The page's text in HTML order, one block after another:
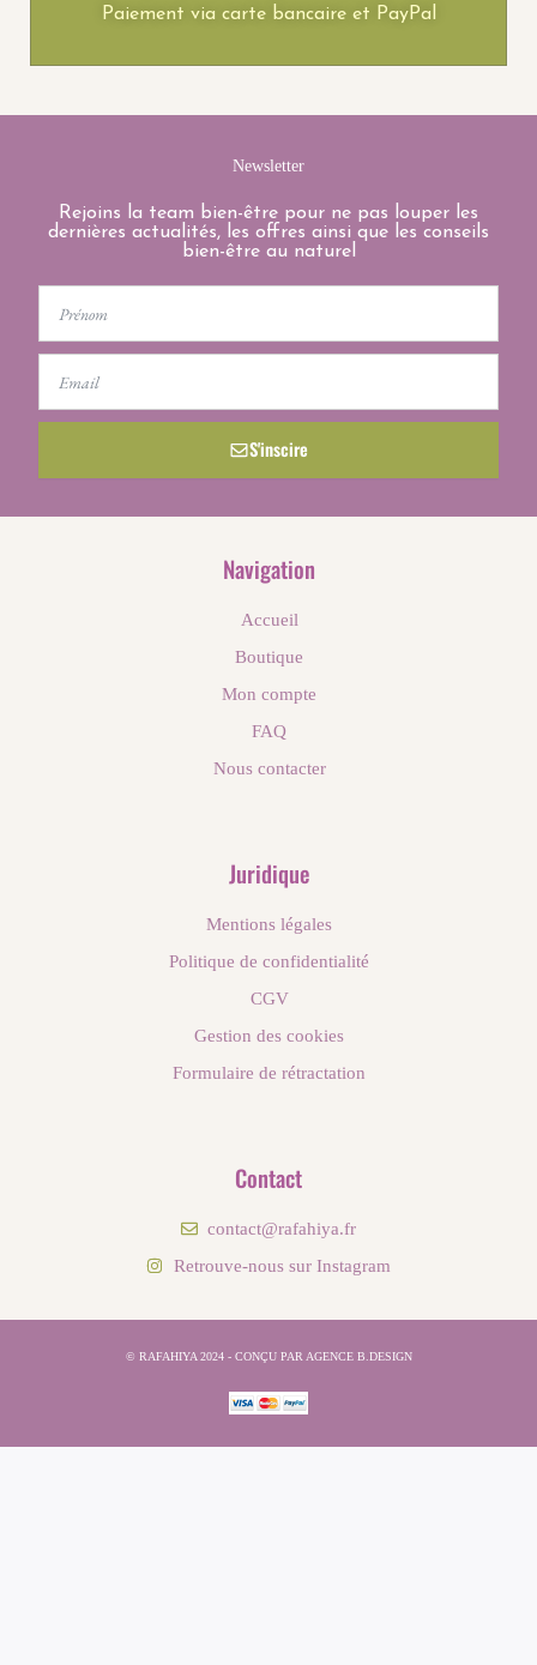
Paiement via carte bancaire et PayPal
Newsletter
Rejoins la team bien-être pour ne pas louper les
dernières actualités, les offres ainsi que les conseils
bien-être au naturel
Name
S'inscire
Navigation
Accueil
Boutique
Mon compte
FAQ
Nous contacter
Juridique
Mentions légales
Politique de confidentialité
CGV
Gestion des cookies
Formulaire de rétractation
Contact
contact@rafahiya.fr
Retrouve-nous sur Instagram
© RAFAHIYA 2024 - CONÇU PAR AGENCE B.DESIGN